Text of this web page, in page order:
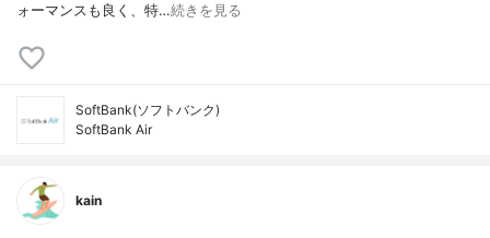
ォーマンスも良く、特…続きを見る
SoftBank(ソフトバンク)
SoftBank Air
kain